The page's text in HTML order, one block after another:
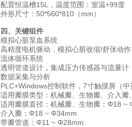
配置恒温槽15L，温度范围：室温+99度
外形尺寸：50*560*810（mm）
‌四、关键组件‌
‌模拟心脏泵血系统‌
高精度电机驱动，模拟心脏收缩/舒张动作
‌流体循环系统‌
透明管道设计，集成压力传感器与流量计
‌数据采集与分析‌
PLC+Windows控制软件，7寸触摸屏（中
适用瓣膜类型：机械瓣、生物瓣、介入瓣
适用瓣膜直径：机械瓣、生物瓣：Φ18 ~
介入瓣：Φ18 ~ Φ34mm
带瓣管道：Φ11 ~ Φ28mm